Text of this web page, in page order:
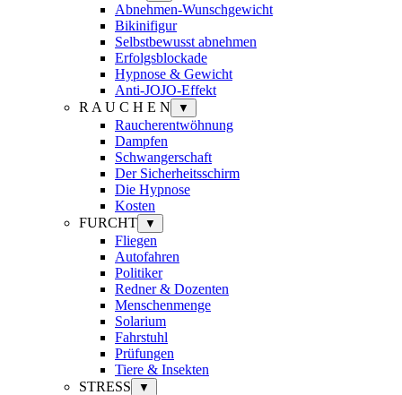
Abnehmen-Wunschgewicht
Bikinifigur
Selbstbewusst abnehmen
Erfolgsblockade
Hypnose & Gewicht
Anti-JOJO-Effekt
R A U C H E N
▼
Raucherentwöhnung
Dampfen
Schwangerschaft
Der Sicherheitsschirm
Die Hypnose
Kosten
FURCHT
▼
Fliegen
Autofahren
Politiker
Redner & Dozenten
Menschenmenge
Solarium
Fahrstuhl
Prüfungen
Tiere & Insekten
STRESS
▼